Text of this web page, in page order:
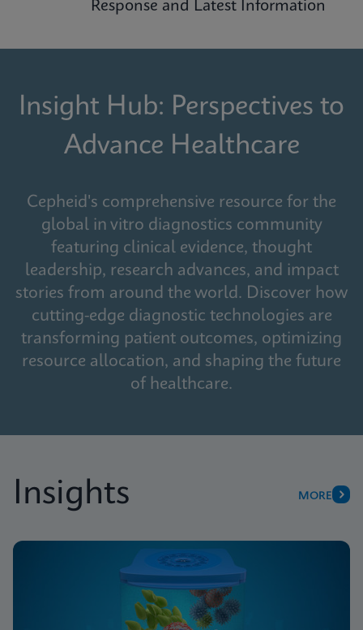
Response and Latest Information
Insight Hub: Perspectives to
Advance Healthcare
Cepheid's comprehensive resource for the
global in vitro diagnostics community
featuring clinical evidence, thought
leadership, research advances, and impact
stories from around the world. Discover how
cutting-edge diagnostic technologies are
transforming patient outcomes, optimizing
resource allocation, and shaping the future
of healthcare.
Insights MORE